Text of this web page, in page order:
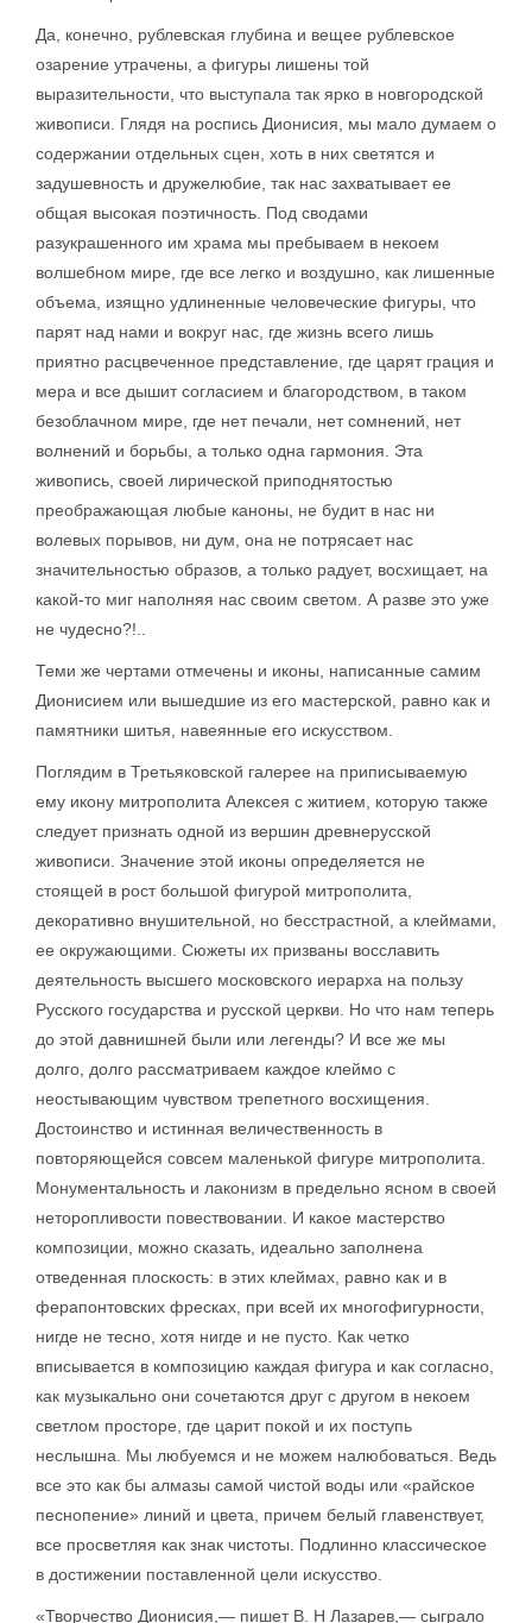
Да, конечно, рублевская глубина и вещее рублевское
озарение утрачены, а фигуры лишены той
выразительности, что выступала так ярко в новгородской
живописи. Глядя на роспись Дионисия, мы мало думаем о
содержании отдельных сцен, хоть в них светятся и
задушевность и дружелюбие, так нас захватывает ее
общая высокая поэтичность. Под сводами
разукрашенного им храма мы пребываем в некоем
волшебном мире, где все легко и воздушно, как лишенные
объема, изящно удлиненные человеческие фигуры, что
парят над нами и вокруг нас, где жизнь всего лишь
приятно расцвеченное представление, где царят грация и
мера и все дышит согласием и благородством, в таком
безоблачном мире, где нет печали, нет сомнений, нет
волнений и борьбы, а только одна гармония. Эта
живопись, своей лирической приподнятостью
преображающая любые каноны, не будит в нас ни
волевых порывов, ни дум, она не потрясает нас
значительностью образов, а только радует, восхищает, на
какой-то миг наполняя нас своим светом. А разве это уже
не чудесно?!..
Теми же чертами отмечены и иконы, написанные самим
Дионисием или вышедшие из его мастерской, равно как и
памятники шитья, навеянные его искусством.
Поглядим в Третьяковской галерее на приписываемую
ему икону митрополита Алексея с житием, которую также
следует признать одной из вершин древнерусской
живописи. Значение этой иконы определяется не
стоящей в рост большой фигурой митрополита,
декоративно внушительной, но бесстрастной, а клеймами,
ее окружающими. Сюжеты их призваны восславить
деятельность высшего московского иерарха на пользу
Русского государства и русской церкви. Но что нам теперь
до этой давнишней были или легенды? И все же мы
долго, долго рассматриваем каждое клеймо с
неостывающим чувством трепетного восхищения.
Достоинство и истинная величественность в
повторяющейся совсем маленькой фигуре митрополита.
Монументальность и лаконизм в предельно ясном в своей
неторопливости повествовании. И какое мастерство
композиции, можно сказать, идеально заполнена
отведенная плоскость: в этих клеймах, равно как и в
ферапонтовских фресках, при всей их многофигурности,
нигде не тесно, хотя нигде и не пусто. Как четко
вписывается в композицию каждая фигура и как согласно,
как музыкально они сочетаются друг с другом в некоем
светлом просторе, где царит покой и их поступь
неслышна. Мы любуемся и не можем налюбоваться. Ведь
все это как бы алмазы самой чистой воды или «райское
песнопение» линий и цвета, причем белый главенствует,
все просветляя как знак чистоты. Подлинно классическое
в достижении поставленной цели искусство.
«Творчество Дионисия,— пишет В. Н Лазарев,— сыграло